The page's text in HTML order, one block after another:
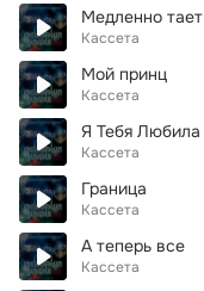
Медленно тает
Кассета
Мой принц
Кассета
Я Тебя Любила
Кассета
Граница
Кассета
А теперь все
Кассета